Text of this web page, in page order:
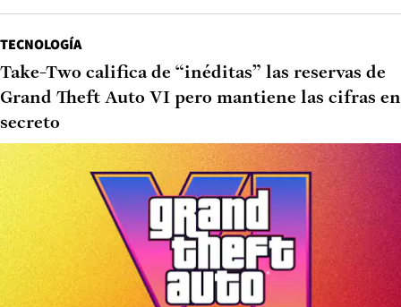
TECNOLOGÍA
Take-Two califica de “inéditas” las reservas de
Grand Theft Auto VI pero mantiene las cifras en
secreto